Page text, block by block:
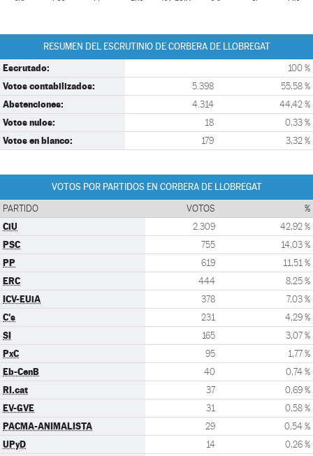
RESUMEN DEL ESCRUTINIO DE CORBERA DE LLOBREGAT
Escrutado: 100 %
Votos contabilizados: 5.398 55,58 %
Abstenciones: 4.314 44,42 %
Votos nulos: 18 0,33 %
Votos en blanco: 179 3,32 %
VOTOS POR PARTIDOS EN CORBERA DE LLOBREGAT
PARTIDO VOTOS %
CiU 2.309 42,92 %
PSC 755 14,03 %
PP 619 11,51 %
ERC 444 8,25 %
ICV-EUiA 378 7,03 %
C's 231 4,29 %
SI 165 3,07 %
PxC 95 1,77 %
Eb-CenB 40 0,74 %
RI.cat 37 0,69 %
EV-GVE 31 0,58 %
PACMA-ANIMALISTA 29 0,54 %
UPyD 14 0,26 %